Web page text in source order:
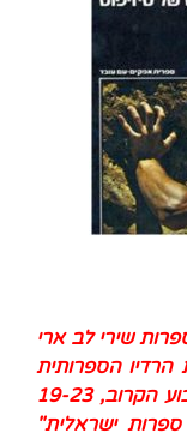
שירי לב ארי
הרדיו הספרותית
"מה שכרוך" בתאגיד השידור כאן. בשבוע הקרוב, 19-23
פרוייקט "70 שנות ספרות ישראלית"